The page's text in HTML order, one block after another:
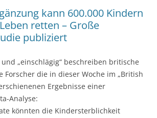
kann 600.000 Kindern
retten – Große
publiziert
und „einschlägig“ beschreiben britische
Forscher die in dieser Woche im „British
Ergebnisse einer
Analyse:
könnten die Kindersterblichkeit